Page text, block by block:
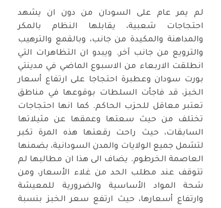
لم يمر عام على السودان من دون ان يشهد
احتجاجات شعبية، يقابلها النظام بالمكر
والمداهنة والمكيدة من جانب، وبالقمع والترهيب
والترويع من جانب آخر. ويبدو ان التظاهرات التي
انطلقت الاربعاء من الاسبوع الماضي في مدينتي
بورت سودان وعطبرة احتجاجا على ارتفاع أسعار
الخبز، قد فاجأت السلطات بوقوعها في مناطق
تعتبر معاقل للحزب الحاكم. كما انها احتجاجات
تختلف من حيث سعتها وعمقها عن مثيلاتها
السابقات، حيث راحت رقعتها هذه المرة تكبر
لتشمل جميع الولايات والمدن السودانية، بضمنها
العاصمة الخرطوم. يضاف الى هذا ان مطالبها لم
تتوقف عند مطلب الحد من غلاء الأسعار، ومن
شحة المواد الأساسية والضرورية للمعيشة
وارتفاع أسعارها، حيث ارتفع سعر الخبز بنسبة